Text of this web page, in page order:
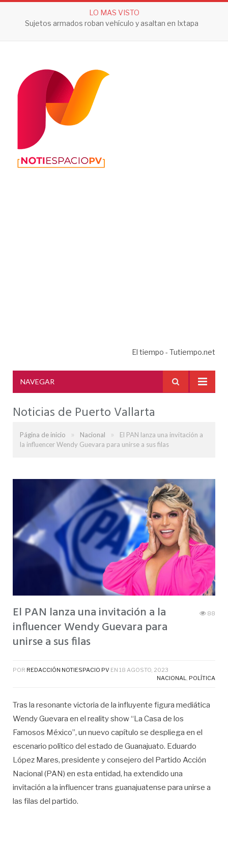
LO MAS VISTO
Sujetos armados roban vehículo y asaltan en Ixtapa
El tiempo - Tutiempo.net
NAVEGAR
Noticias de Puerto Vallarta
Página de inicio » Nacional »
El PAN lanza una invitación a
la influencer Wendy Guevara para unirse a sus filas
El PAN lanza una invitación a la
influencer Wendy Guevara para
unirse a sus filas
88
POR REDACCIÓN NOTIESPACIO PV EN 18 AGOSTO, 2023
NACIONAL
POLÍTICA
Tras la resonante victoria de la influyente figura mediática
Wendy Guevara en el reality show “La Casa de los
Famosos México”, un nuevo capítulo se despliega en el
escenario político del estado de Guanajuato. Eduardo
López Mares, presidente y consejero del Partido Acción
Nacional (PAN) en esta entidad, ha extendido una
invitación a la influencer trans guanajuatense para unirse a
las filas del partido.